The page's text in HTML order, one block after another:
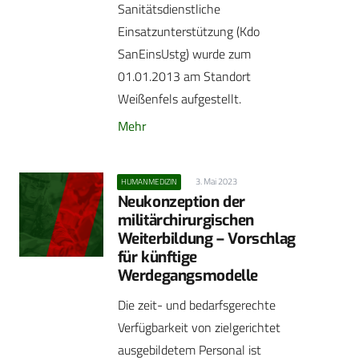
Sanitätsdienstliche
Einsatzunterstützung (Kdo
SanEinsUstg) wurde zum
01.01.2013 am Standort
Weißenfels aufgestellt.
Mehr
HUMANMEDIZIN 3. Mai 2023
Neukonzeption der
militärchirurgischen
Weiterbildung – Vorschlag
für künftige
Werdegangsmodelle
Die zeit- und bedarfsgerechte
Verfügbarkeit von zielgerichtet
ausgebildetem Personal ist